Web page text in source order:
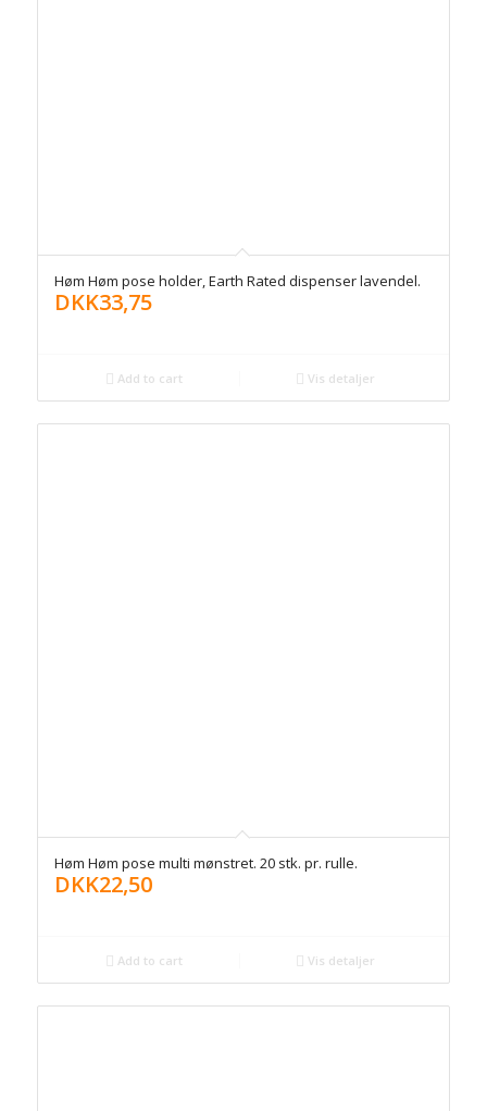
Høm Høm pose holder, Earth Rated dispenser lavendel.
DKK33,75
Add to cart Vis detaljer
Høm Høm pose multi mønstret. 20 stk. pr. rulle.
DKK22,50
Add to cart Vis detaljer